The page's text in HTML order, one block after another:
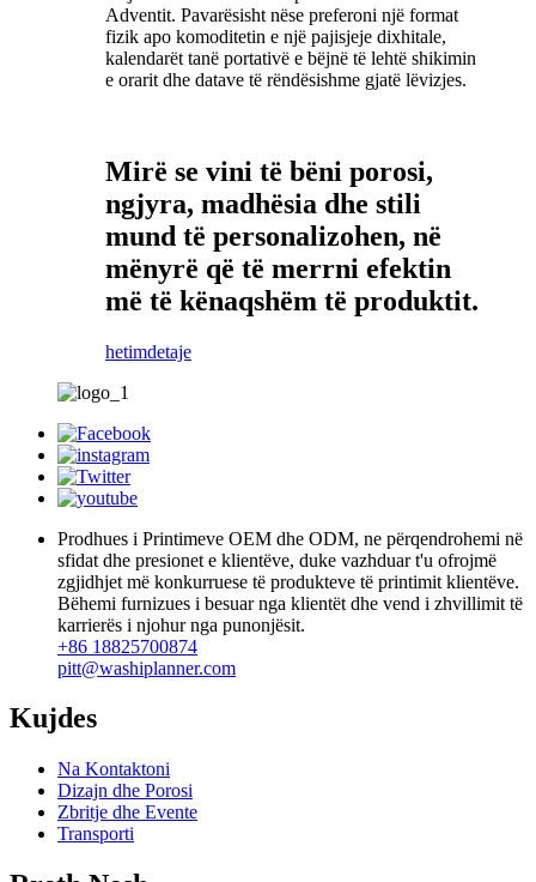
Adventit. Pavarësisht nëse preferoni një format
fizik apo komoditetin e një pajisjeje dixhitale,
kalendarët tanë portativë e bëjnë të lehtë shikimin
e orarit dhe datave të rëndësishme gjatë lëvizjes.
Mirë se vini të bëni porosi,
ngjyra, madhësia dhe stili
mund të personalizohen, në
mënyrë që të merrni efektin
më të kënaqshëm të produktit.
hetimdetaje
Prodhues i Printimeve OEM dhe ODM, ne përqendrohemi në
sfidat dhe presionet e klientëve, duke vazhduar t'u ofrojmë
zgjidhjet më konkurruese të produkteve të printimit klientëve.
Bëhemi furnizues i besuar nga klientët dhe vend i zhvillimit të
karrierës i njohur nga punonjësit.
+86 18825700874
pitt@washiplanner.com
Kujdes
Na Kontaktoni
Dizajn dhe Porosi
Zbritje dhe Evente
Transporti